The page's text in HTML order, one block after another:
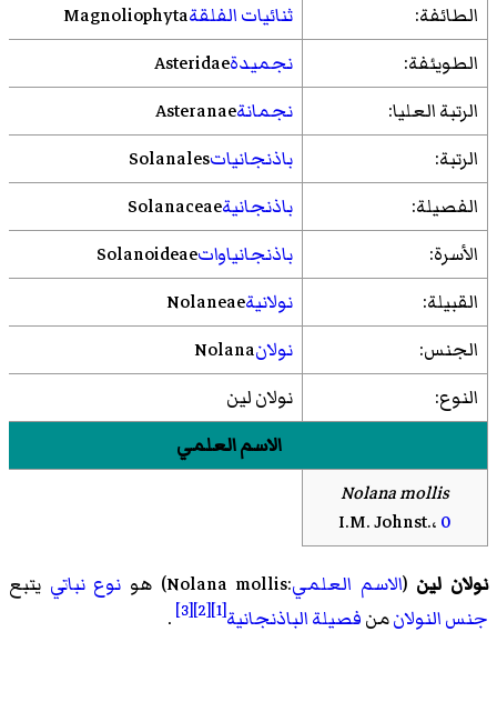
الطائفة:
ثنائيات الفلقةMagnoliophyta
الطويئفة:
نجميدةAsteridae
الرتبة العليا:
نجمانةAsteranae
الرتبة:
باذنجانياتSolanales
الفصيلة:
باذنجانيةSolanaceae
الأسرة:
باذنجانياواتSolanoideae
القبيلة:
نولانيةNolaneae
الجنس:
نولانNolana
النوع:
نولان لين
الاسم العلمي
Nolana mollis
I.M. Johnst.،0
نولان لين (الاسم العلمي:Nolana mollis) هو نوع نباتي يتبع
جنسالنولانمنفصيلةالباذنجانية[1]
[2]
[3]
.